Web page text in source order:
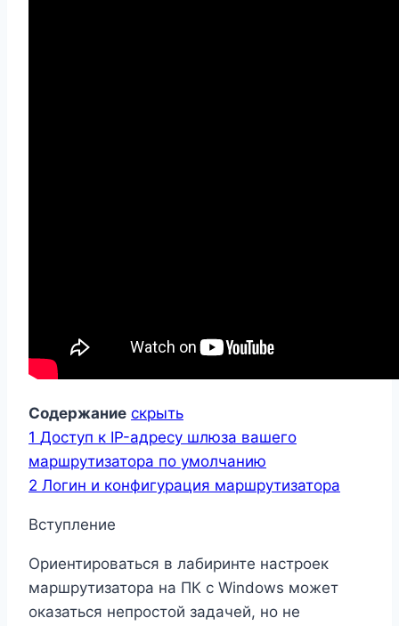
Содержание скрыть
1 Доступ к IP-адресу шлюза вашего
маршрутизатора по умолчанию
2 Логин и конфигурация маршрутизатора
Вступление
Ориентироваться в лабиринте настроек
маршрутизатора на ПК с Windows может
оказаться непростой задачей, но не